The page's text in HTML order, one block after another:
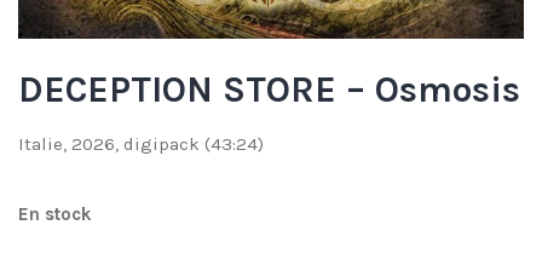
DECEPTION STORE – Osmosis
Italie, 2026, digipack (43:24)
En stock